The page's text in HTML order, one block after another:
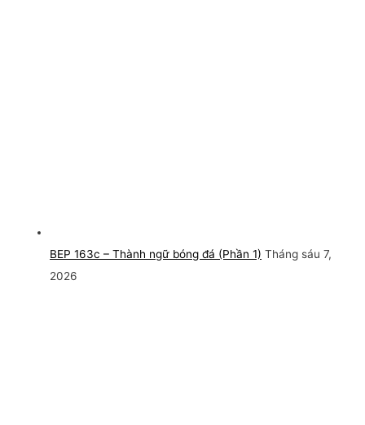
BEP 163c – Thành ngữ bóng đá (Phần 1) Tháng sáu 7,
2026